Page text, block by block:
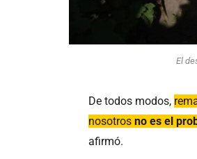
El
De todos modos,
nosotrosno es el
afirmó.